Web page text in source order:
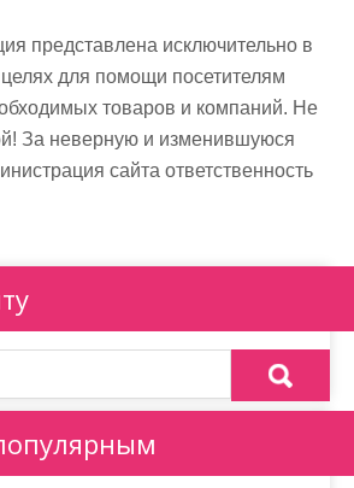
представлена исключительно в
для помощи посетителям
товаров и компаний. Не
За неверную и изменившуюся
сайта ответственность